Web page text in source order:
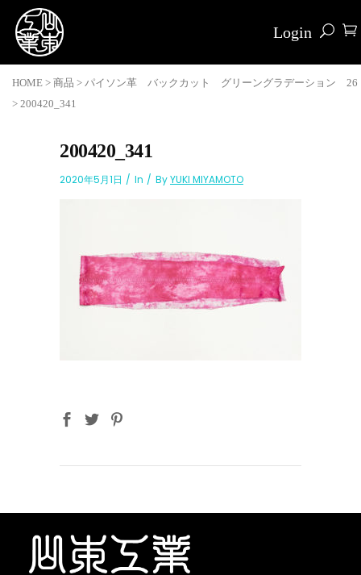
Login
HOME > 商品 > パイソン革 バックカット グリーングラデーション 26
> 200420_341
200420_341
2020年5月1日 In ByYUKI MIYAMOTO